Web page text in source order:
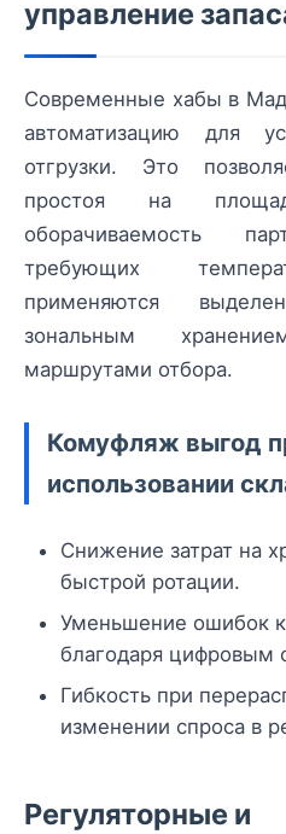
управление
Современные хабы в
автоматизацию для
отгрузки. Это
простоя на
оборачиваемость
требующих
применяются
зональным
маршрутами отбора.
Комуфляж выгод
использовании
Снижение затрат на
быстрой ротации.
Уменьшение ошибок
благодаря цифровым
Гибкость при
изменении спроса в
Регуляторные и